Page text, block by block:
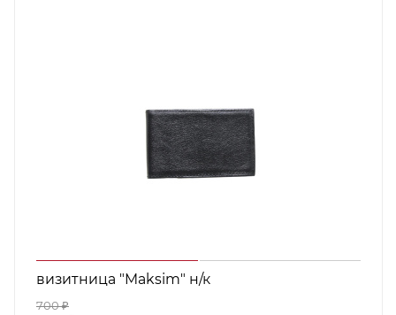
визитница "Maksim" н/к
700₽